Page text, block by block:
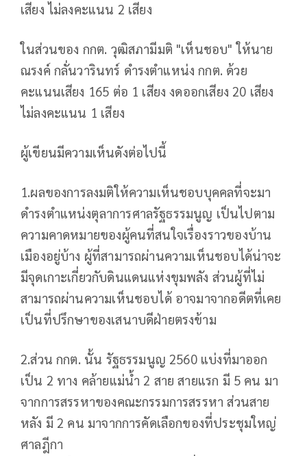
เสียง ไม่ลงคะแนน 2 เสียง
ในส่วนของ กกต. วุฒิสภามีมติ "เห็นชอบ" ให้นาย
ณรงค์ กลั่นวารินทร์ ดำรงตำแหน่ง กกต. ด้วย
คะแนนเสียง 165 ต่อ 1 เสียง งดออกเสียง 20 เสียง
ไม่ลงคะแนน 1 เสียง
ผู้เขียนมีความเห็นดังต่อไปนี้
1.ผลของการลงมติให้ความเห็นชอบบุคคลที่จะมา
ดำรงตำแหน่งตุลาการศาลรัฐธรรมนูญ เป็นไปตาม
ความคาดหมายของผู้คนที่สนใจเรื่องราวของบ้าน
เมืองอยู่บ้าง ผู้ที่สามารถผ่านความเห็นชอบได้น่าจะ
มีจุดเกาะเกี่ยวกับดินแดนแห่งขุมพลัง ส่วนผู้ที่ไม่
สามารถผ่านความเห็นชอบได้ อาจมาจากอดีตที่เคย
เป็นที่ปรึกษาของเสนาบดีฝ่ายตรงข้าม
2.ส่วน กกต. นั้น รัฐธรรมนูญ 2560 แบ่งที่มาออก
เป็น 2 ทาง คล้ายแม่น้ำ 2 สาย สายแรก มี 5 คน มา
จากการสรรหาของคณะกรรมการสรรหา ส่วนสาย
หลัง มี 2 คน มาจากการคัดเลือกของที่ประชุมใหญ่
ศาลฎีกา